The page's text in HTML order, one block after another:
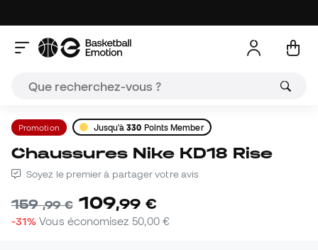
Promotion Jusqu'à330 Points Member
Chaussures Nike KD18 Rise
Soyez le premier à partager votre avis
159,99 € 109,99 €
-31% Vous économisez 50,00 €